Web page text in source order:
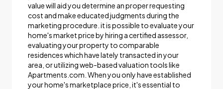
value will aid you determine an proper requesting
cost and make educated judgments during the
marketing procedure. it is possible to evaluate your
home's market price by hiring a certified assessor,
evaluating your property to comparable
residences which have lately transacted in your
area, or utilizing web-based valuation tools like
Apartments.com. When you only have established
your home's marketplace price, it's essential to